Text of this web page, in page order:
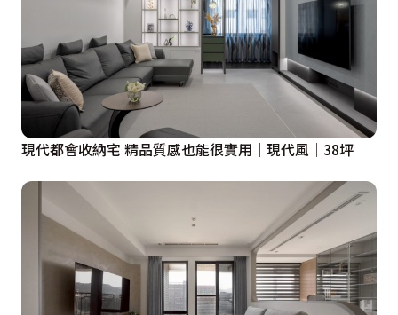
現代都會收納宅 精品質感也能很實用│現代風│38坪